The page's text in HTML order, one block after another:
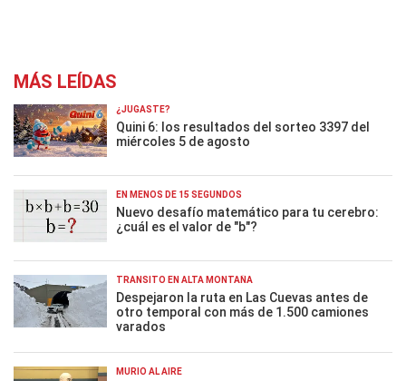
MÁS LEÍDAS
¿JUGASTE?
Quini 6: los resultados del sorteo 3397 del
miércoles 5 de agosto
EN MENOS DE 15 SEGUNDOS
Nuevo desafío matemático para tu cerebro:
¿cuál es el valor de "b"?
TRÁNSITO EN ALTA MONTAÑA
Despejaron la ruta en Las Cuevas antes de
otro temporal con más de 1.500 camiones
varados
MURIÓ AL AIRE